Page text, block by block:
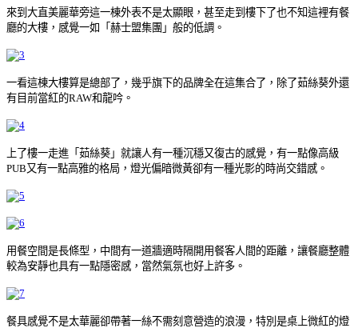
來到大直美麗華旁這一棟外表不是太顯眼，甚至走到樓下了也不知這裡有餐
廳的大樓，感覺一如「 赫士盟集團」般的低調。
一看這棟大樓算是總部了，幾乎旗下的品牌全在這集合了，除了茹絲葵外還
有目前當紅的RAW和龍吟。
上了樓一走進「茹絲葵」就讓人有一種沉穩又復古的感覺，有一點像高級
PUB又有一點高雅的格局，燈光偏暗微黃卻有一種光影的時尚交錯感。
用餐空間是長條型，中間有一道牆適時隔開用餐客人間的距離，讓餐廳整體
較為安靜也具有一點隱密感，當然氣氛也好上許多。
餐具感覺不是太華麗卻帶著一絲不需刻意營造的浪漫，特別是桌上微紅的燈